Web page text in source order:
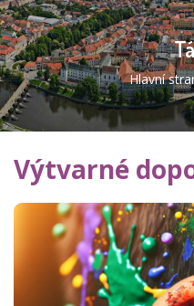
Hlavní
Výtvarné